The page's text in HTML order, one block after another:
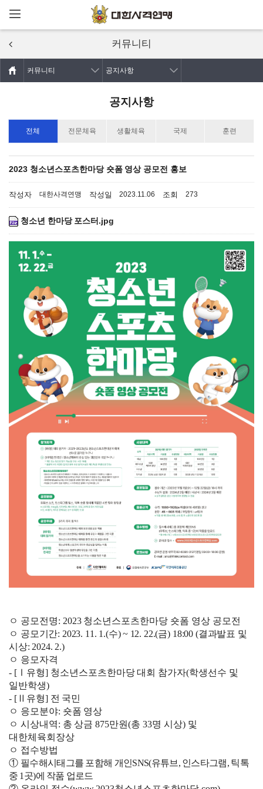
주요콘텐츠로
커뮤니티
커뮤니티 공지사항
공지사항
전체 전문체육 생활체육 국제 훈련
2023 청소년스포츠한마당 숏폼 영상 공모전 홍보
작성자 대한사격연맹 작성일 2023.11.06 조회 273
청소년 한마당 포스터.jpg
ㅇ 공모전명: 2023 청소년스포츠한마당 숏폼 영상 공모전
ㅇ 공모기간: 2023. 11. 1.(수) ~ 12. 22.(금) 18:00 (결과발표 및
시상: 2024. 2.)
ㅇ 응모자격
- [Ⅰ 유형] 청소년스포츠한마당 대회 참가자(학생선수 및
일반학생)
- [Ⅱ 유형] 전 국민
ㅇ 응모분야: 숏폼 영상
ㅇ 시상내역: 총 상금875만원(총33명 시상) 및
대한체육회장상
ㅇ 접수방법
① 필수해시태그를 포함해 개인SNS(유튜브 , 인스타그램, 틱톡
중 1 곳)에 작품 업로드